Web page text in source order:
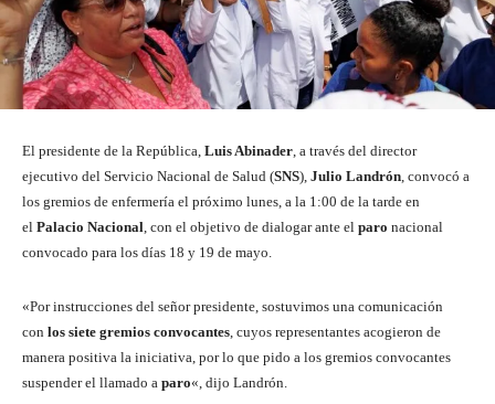
El presidente de la República, Luis Abinader, a través del director
ejecutivo del Servicio Nacional de Salud (SNS), Julio Landrón, convocó a
los gremios de enfermería el próximo lunes, a la 1:00 de la tarde en
el Palacio Nacional, con el objetivo de dialogar ante el paro nacional
convocado para los días 18 y 19 de mayo.
«Por instrucciones del señor presidente, sostuvimos una comunicación
con los siete gremios convocantes, cuyos representantes acogieron de
manera positiva la iniciativa, por lo que pido a los gremios convocantes
suspender el llamado a paro«, dijo Landrón.